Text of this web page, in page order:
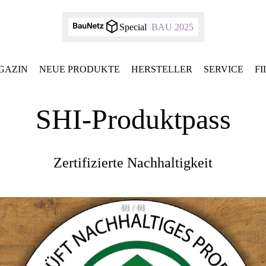
NEUE PRODUKTE HERSTELLER SERVICE
Special BAU 2025
SHI-Produktpass
Zertifizierte Nachhaltigkeit
01 / 01